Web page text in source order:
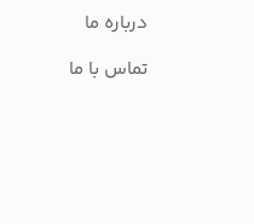
درباره ما
تماس با ما